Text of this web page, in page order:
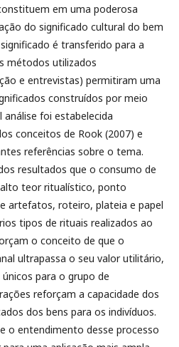
em uma poderosa
do significado cultural do bem
é transferido para a
métodos utilizados
e entrevistas) permitiram uma
construídos por meio
foi estabelecida
conceitos de Rook (2007) e
referências sobre o tema.
resultados que o consumo de
teor ritualístico, ponto
artefatos, roteiro, plateia e papel
tipos de rituais realizados ao
o conceito de que o
ultrapassa o seu valor utilitário,
para o grupo de
reforçam a capacidade dos
dos bens para os indivíduos.
o entendimento desse processo